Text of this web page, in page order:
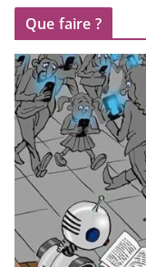
Que faire ?